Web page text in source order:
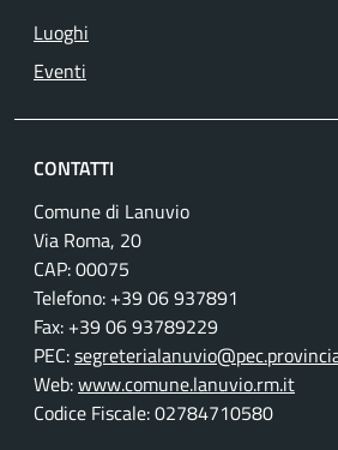
Luoghi
Eventi
CONTATTI
Comune di Lanuvio
Via Roma, 20
CAP: 00075
Telefono: +39 06 937891
Fax: +39 06 93789229
PEC:
Web:www.comune.lanuvio.rm.it
Codice Fiscale: 02784710580